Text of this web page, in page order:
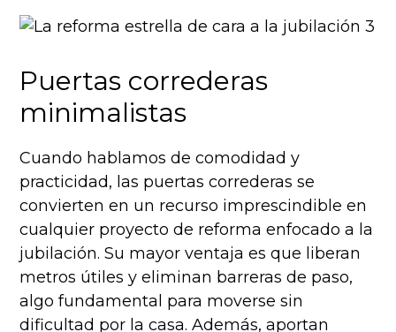
Puertas correderas
minimalistas
Cuando hablamos de comodidad y
practicidad, las puertas correderas se
convierten en un recurso imprescindible en
cualquier proyecto de reforma enfocado a la
jubilación. Su mayor ventaja es que liberan
metros útiles y eliminan barreras de paso,
algo fundamental para moverse sin
dificultad por la casa. Además, aportan